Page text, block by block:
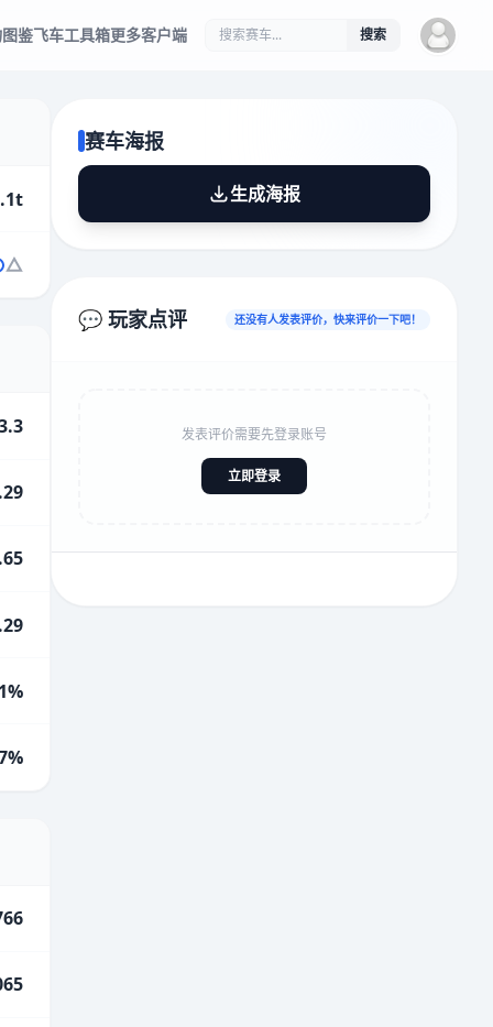
鉴飞车工具箱更多客户端 搜索
赛车海报
生成海报
💬 玩家点评 还没有人发表评价，快来评价一下吧！
发表评价需要先登录账号
立即登录